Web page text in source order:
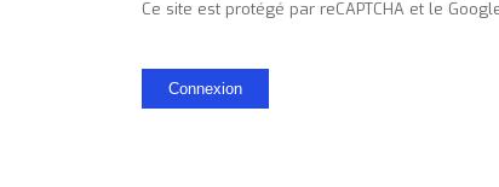
Ce site est protégé par reCAPTCHA et le
Connexion